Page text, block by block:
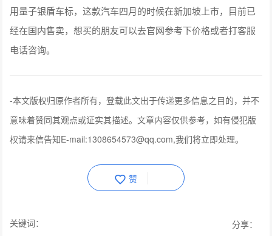
用量子银盾车标，这款汽车四月的时候在新加坡上市，目前已
经在国内售卖，想买的朋友可以去官网参考下价格或者打客服
电话咨询。
-本文版权归原作者所有，登载此文出于传递更多信息之目的，并不
意味着赞同其观点或证实其描述。文章内容仅供参考，如有侵犯版
权请来信告知E-mail:1308654573@qq.com,我们将立即处理。
赞
关键词： 分享：